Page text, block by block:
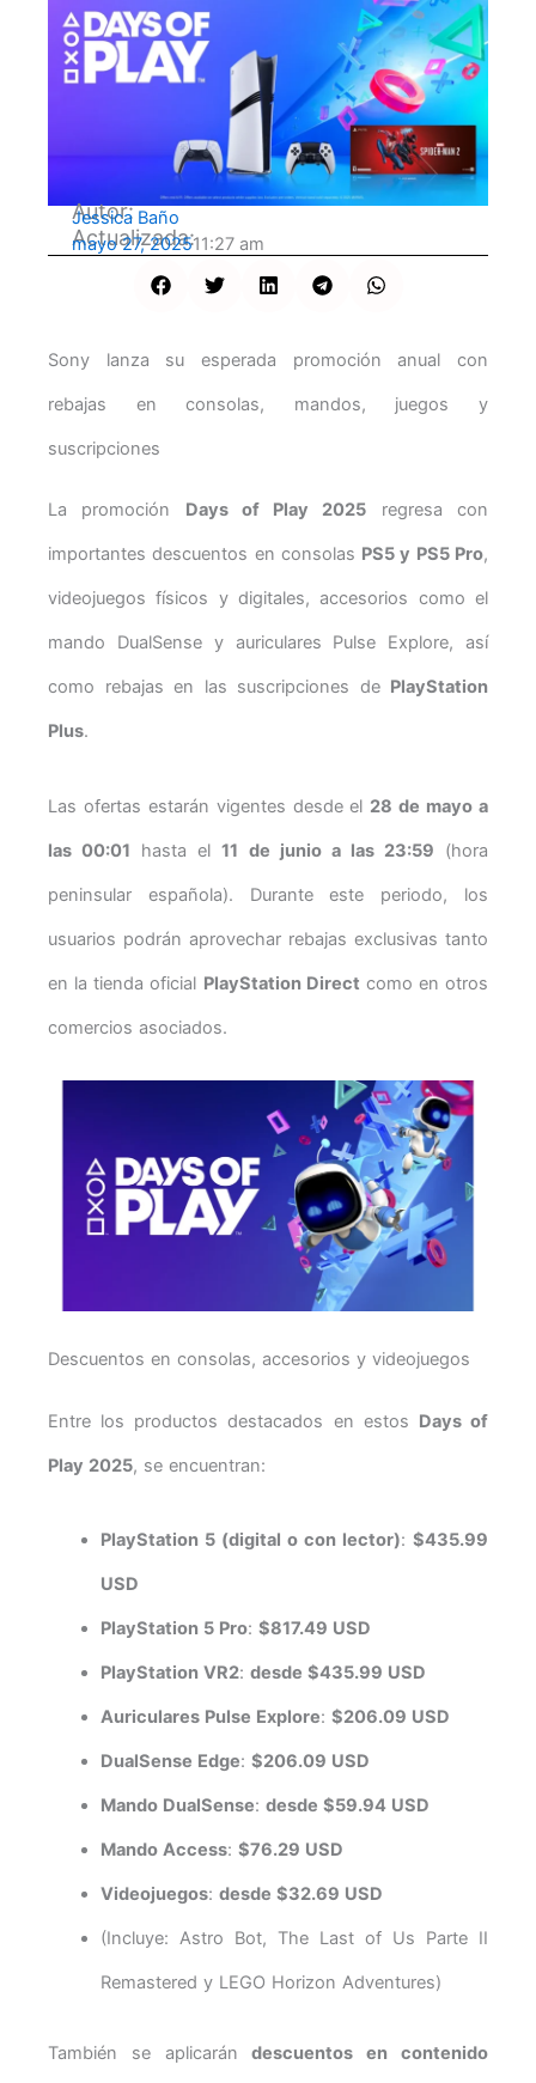
Autor:
Jessica Baño
Actualizada:
mayo 27, 202511:27 am
Sony lanza su esperada promoción anual con
rebajas en consolas, mandos, juegos y
suscripciones
La promoción Days of Play 2025 regresa con
importantes descuentos en consolas PS5 y PS5 Pro,
videojuegos físicos y digitales, accesorios como el
mando DualSense y auriculares Pulse Explore, así
como rebajas en las suscripciones de PlayStation
Plus.
Las ofertas estarán vigentes desde el 28 de mayo a
las 00:01 hasta el11 de junio a las 23:59 (hora
peninsular española). Durante este periodo, los
usuarios podrán aprovechar rebajas exclusivas tanto
en la tienda oficial PlayStation Direct como en otros
comercios asociados.
Descuentos en consolas, accesorios y videojuegos
Entre los productos destacados en estos Days of
Play 2025, se encuentran:
PlayStation 5 (digital o con lector):$435.99
USD
PlayStation 5 Pro: $817.49 USD
PlayStation VR2: desde $435.99 USD
Auriculares Pulse Explore: $206.09 USD
DualSense Edge: $206.09 USD
Mando DualSense: desde $59.94 USD
Mando Access: $76.29 USD
Videojuegos: desde $32.69 USD
(Incluye: Astro Bot, The Last of Us Parte II
Remastered y LEGO Horizon Adventures)
También se aplicarándescuentos en contenido